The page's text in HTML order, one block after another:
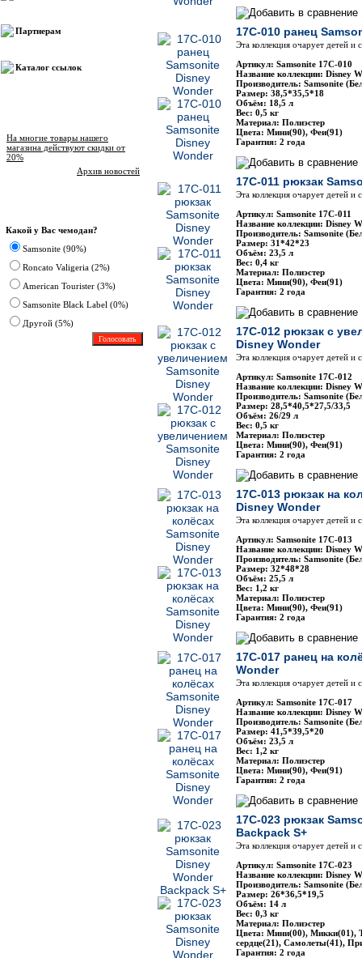
Партнерам
Каталог ссылок
На многие товары нашего
магазина действуют скидки от
20%
Архив новостей
Какой у Вас чемодан?
Samsonite (90%)
Roncato Valigeria (2%)
American Tourister (3%)
Samsonite Black Label (0%)
Другoй (5%)
17C-010 ранец
Эта коллекция очарует детей
Артикул: Samsonite 17C-010
Название коллекции: Disney
Производитель: Samsonite
Размер: 38,5*35,5*18
Объём: 18,5 л
Вес: 0,5 кг
Материал: Полиэстер
Цвета: Мини(90), Феи(91)
Гарантия: 2 года
17C-011 рюкзак
Эта коллекция очарует детей
Артикул: Samsonite 17C-011
Название коллекции: Disney
Производитель: Samsonite
Размер: 31*42*23
Объём: 23,5 л
Вес: 0,4 кг
Материал: Полиэстер
Цвета: Мини(90), Феи(91)
Гарантия: 2 года
17C-012 рюкзак с
Disney Wonder
Эта коллекция очарует детей
Артикул: Samsonite 17C-012
Название коллекции: Disney
Производитель: Samsonite
Размер: 28,5*40,5*27,5/33,5
Объём: 26/29 л
Вес: 0,5 кг
Материал: Полиэстер
Цвета: Мини(90), Феи(91)
Гарантия: 2 года
17C-013 рюкзак на
Disney Wonder
Эта коллекция очарует детей
Артикул: Samsonite 17C-013
Название коллекции: Disney
Производитель: Samsonite
Размер: 32*48*28
Объём: 25,5 л
Вес: 1,2 кг
Материал: Полиэстер
Цвета: Мини(90), Феи(91)
Гарантия: 2 года
17C-017 ранец на
Wonder
Эта коллекция очарует детей
Артикул: Samsonite 17C-017
Название коллекции: Disney
Производитель: Samsonite
Размер: 41,5*39,5*20
Объём: 23,5 л
Вес: 1,2 кг
Материал: Полиэстер
Цвета: Мини(90), Феи(91)
Гарантия: 2 года
17C-023 рюкзак
Backpack S+
Эта коллекция очарует детей
Артикул: Samsonite 17C-023
Название коллекции: Disney
Производитель: Samsonite
Размер: 26*36,5*19,5
Объём: 14 л
Вес: 0,3 кг
Материал: Полиэстер
Цвета: Мини(00), Микки(01),
сердце(21), Самолеты(41),
Гарантия: 2 года